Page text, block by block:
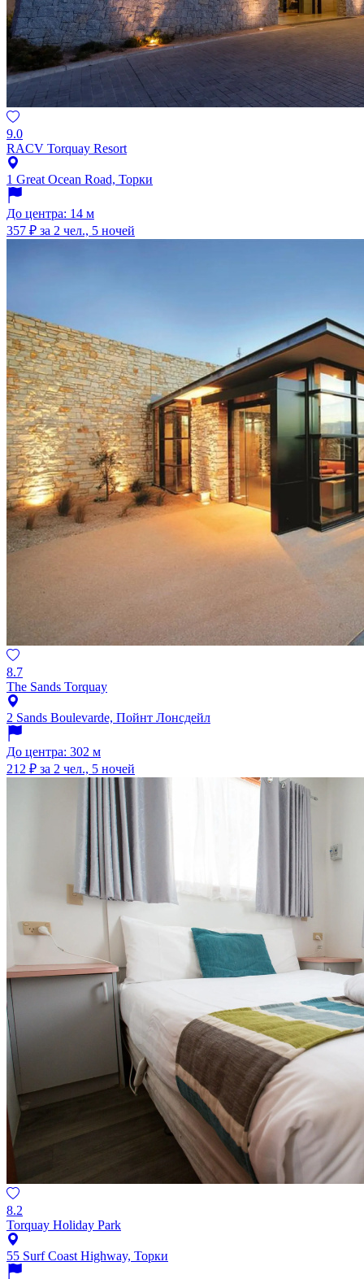
9.0
RACV Torquay Resort
1 Great Ocean Road, Торки
До центра: 14 м
357 ₽ за 2 чел., 5 ночей
8.7
The Sands Torquay
2 Sands Boulevarde, Пойнт Лонсдейл
До центра: 302 м
212 ₽ за 2 чел., 5 ночей
8.2
Torquay Holiday Park
55 Surf Coast Highway, Торки